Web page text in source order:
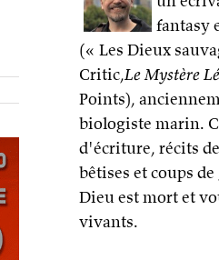
fantasy
(« Les Dieux
Critic,Le Mystère
Points),
biologiste marin.
d'écriture, récits
bêtises et coups
Dieu est mort et
vivants.